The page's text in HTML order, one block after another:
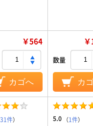
￥564
カゴへ
数量
カ
31件） 5.0 （1件）